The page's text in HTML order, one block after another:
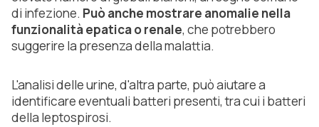
di infezione. Può anche mostrare anomalie nella
funzionalità epatica o renale, che potrebbero
suggerire la presenza della malattia.
L'analisi delle urine, d'altra parte, può aiutare a
identificare eventuali batteri presenti, tra cui i batteri
della leptospirosi.